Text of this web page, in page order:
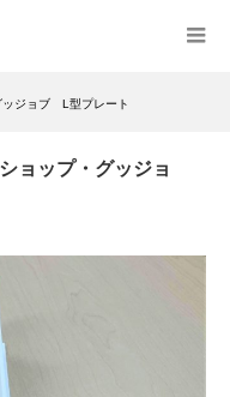
ッジョブ L型プレート
ョップ・グッジョ